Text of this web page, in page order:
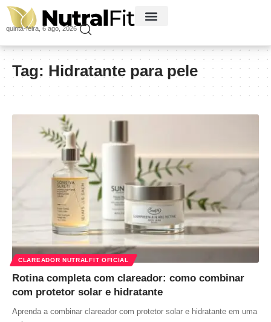
quinta-feira, 6 ago, 2026
Tag: Hidratante para pele
CLAREADOR NUTRALFIT OFICIAL
Rotina completa com clareador: como combinar
com protetor solar e hidratante
Aprenda a combinar clareador com protetor solar e hidratante em uma